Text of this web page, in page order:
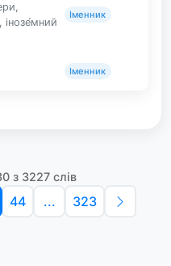
інозе́мний
Іменник
Іменник
з 3227 слів
44 ... 323